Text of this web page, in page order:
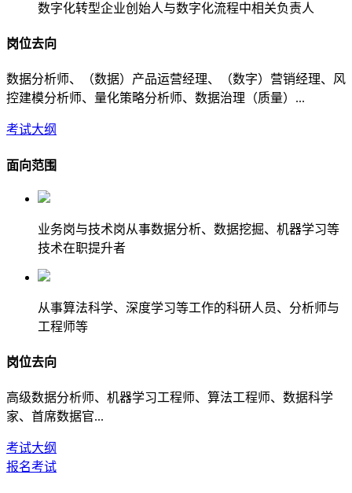
数字化转型企业创始人与数字化流程中相关负责人
岗位去向
数据分析师、（数据）产品运营经理、（数字）营销经理、风
控建模分析师、量化策略分析师、数据治理（质量）...
考试大纲
面向范围
业务岗与技术岗从事数据分析、数据挖掘、机器学习等
技术在职提升者
从事算法科学、深度学习等工作的科研人员、分析师与
工程师等
岗位去向
高级数据分析师、机器学习工程师、算法工程师、数据科学
家、首席数据官...
考试大纲
报名考试